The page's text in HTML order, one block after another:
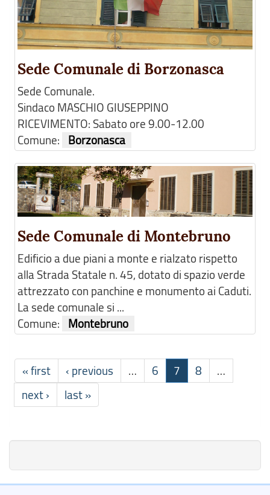
Sede Comunale di Borzonasca
Sede Comunale.
Sindaco MASCHIO GIUSEPPINO
RICEVIMENTO: Sabato ore 9.00-12.00
Comune:
Borzonasca
Sede Comunale di Montebruno
Edificio a due piani a monte e rialzato rispetto
alla Strada Statale n. 45, dotato di spazio verde
attrezzato con panchine e monumento ai Caduti.
La sede comunale si ...
Comune:
Montebruno
« first ‹ previous … 6 7 8
…
next ›
last »